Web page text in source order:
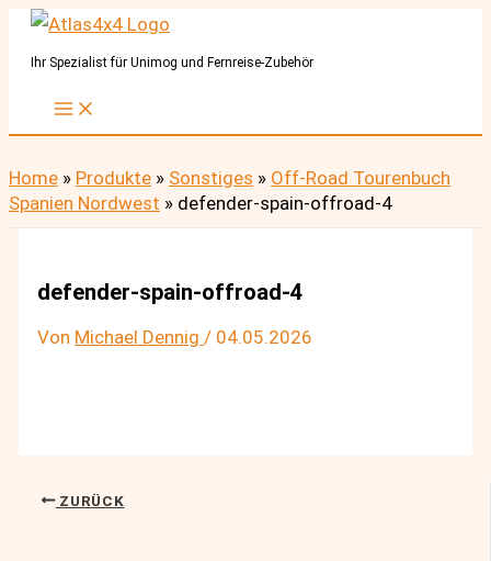
Zum
InhaltIhr Spezialist für Unimog und Fernreise-Zubehör
Home » Produkte » Sonstiges » Off-Road Tourenbuch
Spanien Nordwest » defender-spain-offroad-4
defender-spain-offroad-4
Von Michael Dennig/ 04.05.2026
ZURÜCK